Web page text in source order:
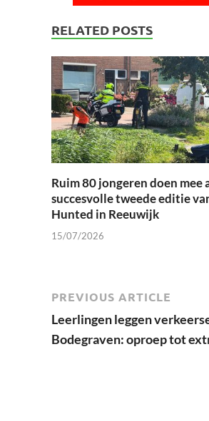
RELATED POSTS
Ruim 80 jongeren doen mee
succesvolle tweede editie
Hunted in Reeuwijk
15/07/2026
PREVIOUS ARTICLE
Leerlingen leggen
Bodegraven: oproep tot